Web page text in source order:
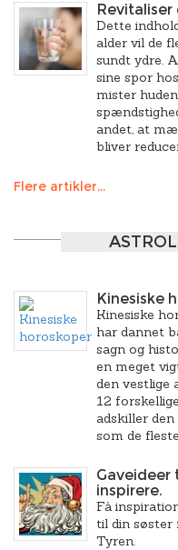
Revitaliser
Dette
alder vil de
sundt ydre.
sine spor
mister
andet, at
bliver
Flere artikler...
Kinesiske
Kinesiske
har dannet
sagn og
en meget
den vestlige
12
adskiller
som de
Gaveideer
inspirere.
Få
til din søster
Tyren.